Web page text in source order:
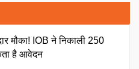
मौका! IOB ने निकाली 250
है आवेदन